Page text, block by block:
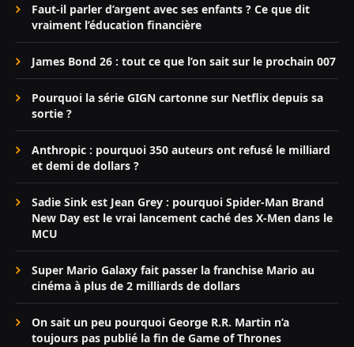
Faut-il parler d’argent avec ses enfants ? Ce que dit
vraiment l’éducation financière
James Bond 26 : tout ce que l’on sait sur le prochain 007
Pourquoi la série GIGN cartonne sur Netflix depuis sa
sortie ?
Anthropic : pourquoi 350 auteurs ont refusé le milliard
et demi de dollars ?
Sadie Sink est Jean Grey : pourquoi Spider-Man Brand
New Day est le vrai lancement caché des X-Men dans le
MCU
Super Mario Galaxy fait passer la franchise Mario au
cinéma à plus de 2 milliards de dollars
On sait un peu pourquoi George R.R. Martin n’a
toujours pas publié la fin de Game of Thrones